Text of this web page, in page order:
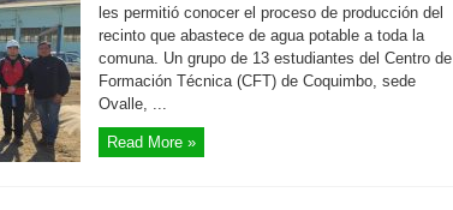
les permitió conocer el proceso de producción del
recinto que abastece de agua potable a toda la
comuna. Un grupo de 13 estudiantes del Centro de
Formación Técnica (CFT) de Coquimbo, sede
Ovalle, ...
Read More »